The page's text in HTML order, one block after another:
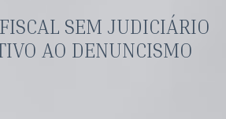
SEM JUDICIÁRIO
AO DENUNCISMO